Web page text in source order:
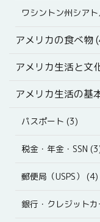
ワシントン州シア
アメリカの食べ物
アメリカ生活と文
アメリカ生活の基
パスポート (3)
税金・年金・SSN
郵便局（USPS） (4)
銀行・クレジット